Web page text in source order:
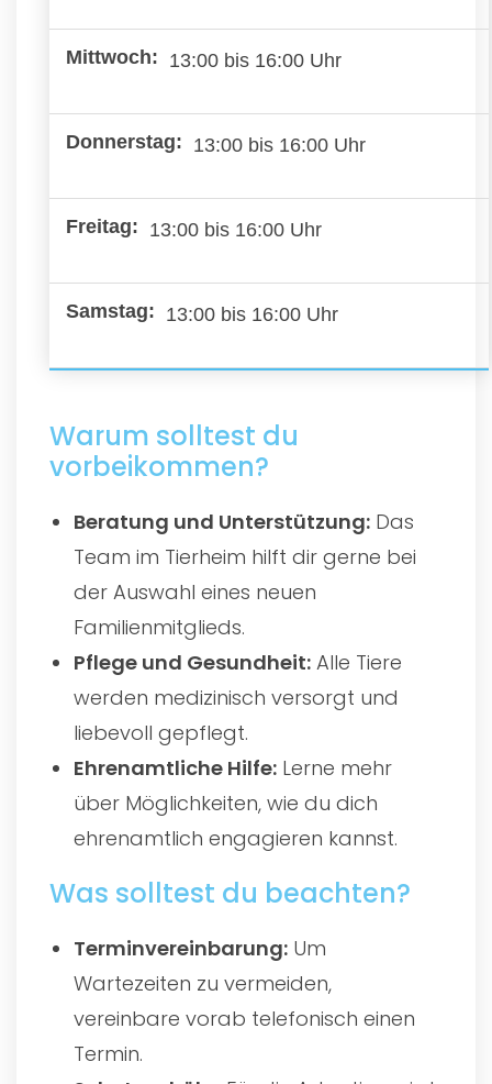
13:00 bis 16:00 Uhr
13:00 bis 16:00 Uhr
13:00 bis 16:00 Uhr
13:00 bis 16:00 Uhr
Warum solltest du
vorbeikommen?
Beratung und Unterstützung: Das
Team im Tierheim hilft dir gerne bei
der Auswahl eines neuen
Familienmitglieds.
Pflege und Gesundheit: Alle Tiere
werden medizinisch versorgt und
liebevoll gepflegt.
Ehrenamtliche Hilfe: Lerne mehr
über Möglichkeiten, wie du dich
ehrenamtlich engagieren kannst.
Was solltest du beachten?
Terminvereinbarung: Um
Wartezeiten zu vermeiden,
vereinbare vorab telefonisch einen
Termin.